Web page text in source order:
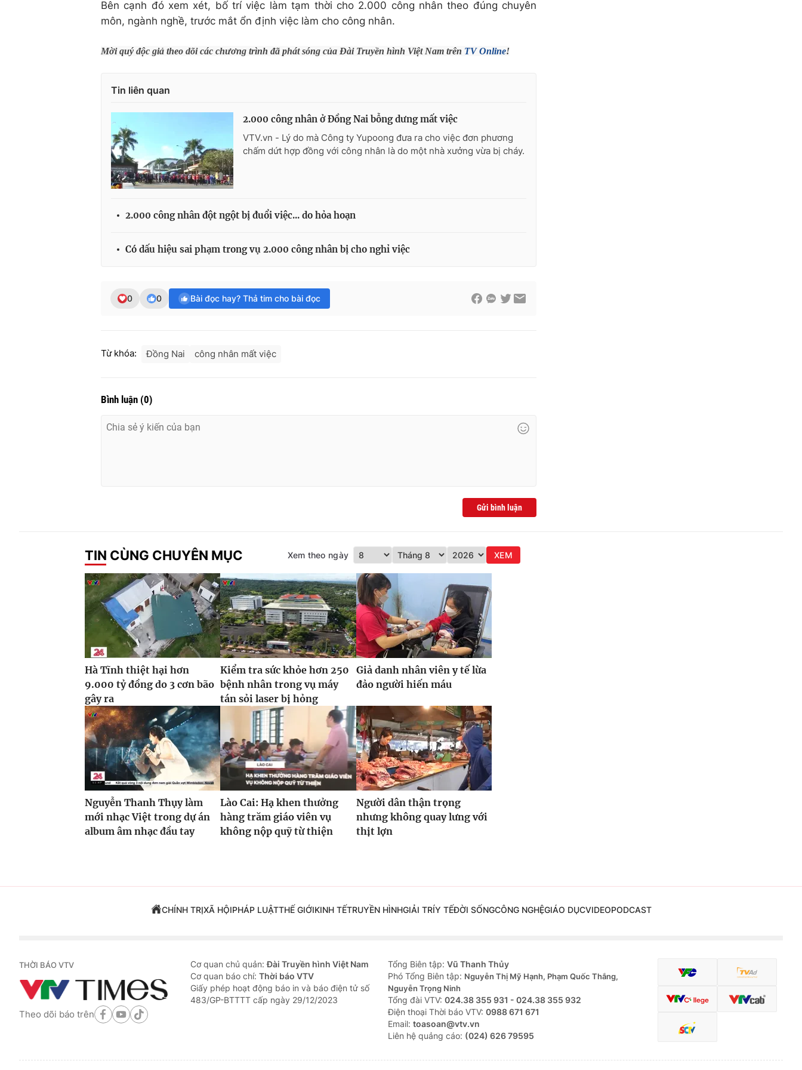
Bên cạnh đó xem xét, bố trí việc làm tạm thời cho 2.000 công nhân theo đúng chuyên
môn, ngành nghề, trước mắt ổn định việc làm cho công nhân.
Mời quý độc giả theo dõi các chương trình đã phát sóng của Đài Truyền hình Việt Nam trên TV Online!
Tin liên quan
2.000 công nhân ở Đồng Nai bỗng dưng mất việc
VTV.vn - Lý do mà Công ty Yupoong đưa ra cho việc đơn phương
chấm dứt hợp đồng với công nhân là do một nhà xưởng vừa bị cháy.
2.000 công nhân đột ngột bị đuổi việc... do hỏa hoạn
Có dấu hiệu sai phạm trong vụ 2.000 công nhân bị cho nghỉ việc
0 0 Bài đọc hay? Thả tim cho bài đọc
Từ khóa: Đồng Nai công nhân mất việc
Bình luận (0)
Gửi bình luận
TIN CÙNG CHUYÊN MỤC Xem theo ngày XEM
Hà Tĩnh thiệt hại hơn
9.000 tỷ đồng do 3 cơn bão
gây ra
Kiểm tra sức khỏe hơn 250
bệnh nhân trong vụ máy
tán sỏi laser bị hỏng
Giả danh nhân viên y tế lừa
đảo người hiến máu
Nguyễn Thanh Thụy làm
mới nhạc Việt trong dự án
album âm nhạc đầu tay
Lào Cai: Hạ khen thưởng
hàng trăm giáo viên vụ
không nộp quỹ từ thiện
Người dân thận trọng
nhưng không quay lưng với
thịt lợn
CHÍNH TRỊXÃ HỘIPHÁP LUẬTTHẾ GIỚIKINH TẾTRUYỀN HÌNHGIẢI TRÍY TẾĐỜI SỐNGCÔNG NGHỆGIÁO DỤCVIDEOPODCAST
THỜI BÁO VTV
Theo dõi báo trên
Cơ quan chủ quản:Đài Truyền hình Việt Nam
Cơ quan báo chí: Thời báo VTV
Giấy phép hoạt động báo in và báo điện tử số
483/GP-BTTTT cấp ngày 29/12/2023
Tổng Biên tập: Vũ Thanh Thủy
Phó Tổng Biên tập: Nguyễn Thị Mỹ Hạnh, Phạm Quốc Thắng,
Nguyễn Trọng Ninh
Tổng đài VTV: 024.38 355 931 - 024.38 355 932
Ðiện thoại Thời báo VTV: 0988 671 671
Email: toasoan@vtv.vn
Liên hệ quảng cáo: (024) 626 79595